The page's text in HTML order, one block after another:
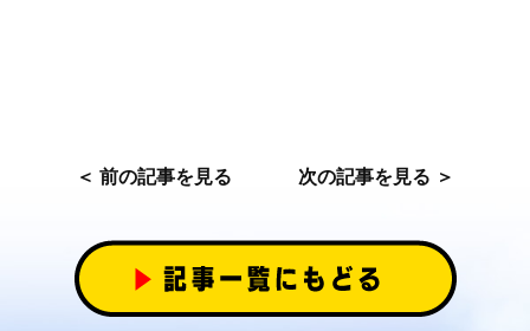
＜ 前の記事を見る 次の記事を見る ＞